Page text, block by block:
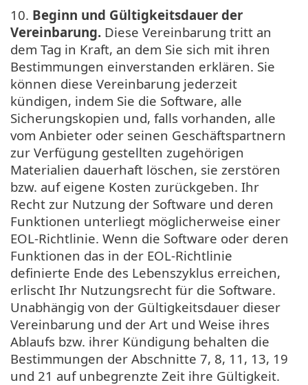
10. Beginn und Gültigkeitsdauer der
Vereinbarung. Diese Vereinbarung tritt an
dem Tag in Kraft, an dem Sie sich mit ihren
Bestimmungen einverstanden erklären. Sie
können diese Vereinbarung jederzeit
kündigen, indem Sie die Software, alle
Sicherungskopien und, falls vorhanden, alle
vom Anbieter oder seinen Geschäftspartnern
zur Verfügung gestellten zugehörigen
Materialien dauerhaft löschen, sie zerstören
bzw. auf eigene Kosten zurückgeben. Ihr
Recht zur Nutzung der Software und deren
Funktionen unterliegt möglicherweise einer
EOL-Richtlinie. Wenn die Software oder deren
Funktionen das in der EOL-Richtlinie
definierte Ende des Lebenszyklus erreichen,
erlischt Ihr Nutzungsrecht für die Software.
Unabhängig von der Gültigkeitsdauer dieser
Vereinbarung und der Art und Weise ihres
Ablaufs bzw. ihrer Kündigung behalten die
Bestimmungen der Abschnitte 7, 8, 11, 13, 19
und 21 auf unbegrenzte Zeit ihre Gültigkeit.